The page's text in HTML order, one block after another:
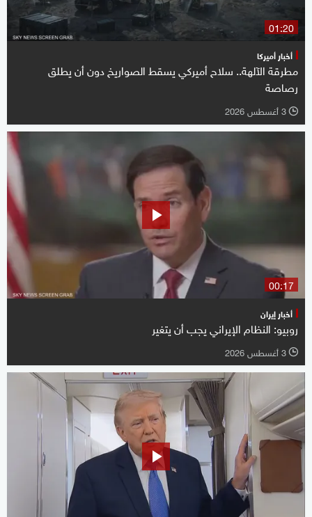
01:20
أخبار أميركا
مطرقة الآلهة.. سلاح أميركي يسقط الصواريخ دون أن يطلق
رصاصة
l 3 أغسطس 2026
00:17
أخبار إيران
روبيو: النظام الإيراني يجب أن يتغير
l 3 أغسطس 2026